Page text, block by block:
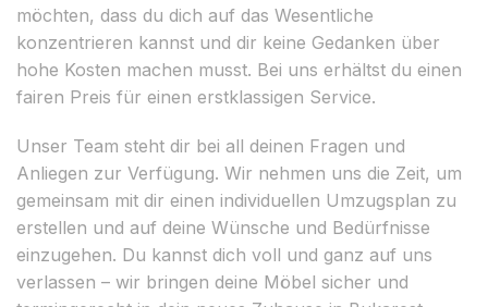
möchten, dass du dich auf das Wesentliche
konzentrieren kannst und dir keine Gedanken über
hohe Kosten machen musst. Bei uns erhältst du einen
fairen Preis für einen erstklassigen Service.
Unser Team steht dir bei all deinen Fragen und
Anliegen zur Verfügung. Wir nehmen uns die Zeit, um
gemeinsam mit dir einen individuellen Umzugsplan zu
erstellen und auf deine Wünsche und Bedürfnisse
einzugehen. Du kannst dich voll und ganz auf uns
verlassen – wir bringen deine Möbel sicher und